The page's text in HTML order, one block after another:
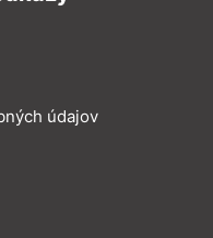
údajov